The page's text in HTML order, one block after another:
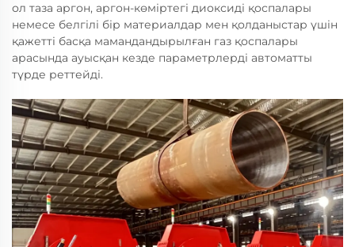
ол таза аргон, аргон-көміртегі диоксиді қоспалары
немесе белгілі бір материалдар мен қолданыстар үшін
қажетті басқа мамандандырылған газ қоспалары
арасында ауысқан кезде параметрлерді автоматты
түрде реттейді.